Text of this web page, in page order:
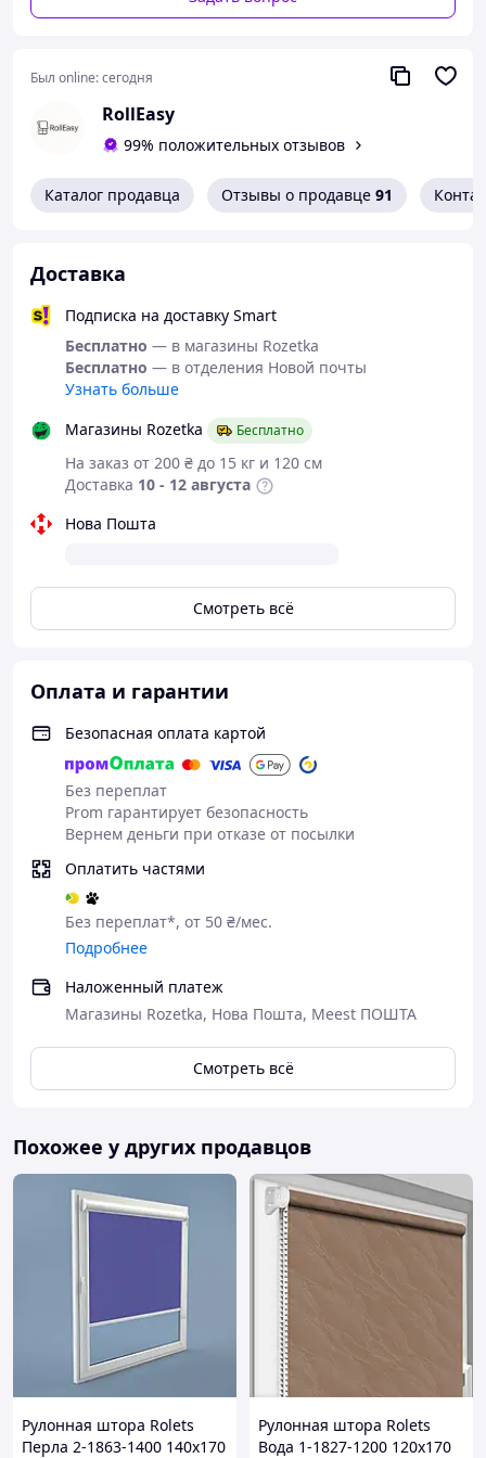
Был online:сегодня
RollEasy
99% положительных отзывов
Каталог продавца Отзывы о продавце 91
Доставка
Подписка на доставку Smart
Бесплатно — в магазины Rozetka
Бесплатно — в отделения Новой почты
Узнать больше
Магазины Rozetka
Бесплатно
На заказ от 200 ₴ до 15 кг и 120 см
Доставка 10 - 12 августа
Нова Пошта
Смотреть всё
Оплата и гарантии
Безопасная оплата картой
Без переплат
Prom гарантирует безопасность
Вернем деньги при отказе от посылки
Оплатить частями
Без переплат*, от 50 ₴/мес.
Подробнее
Наложенный платеж
Магазины Rozetka, Нова Пошта, Meest ПОШТА
Смотреть всё
Похожее у других продавцов
Рулонная штора Rolets
Перла 2-1863-1400 140x170
Рулонная штора Rolets
Вода 1-1827-1200 120x170